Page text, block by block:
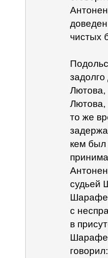
чистых
Лютова,
Лютова,
то же
кем был
судьей
с
в